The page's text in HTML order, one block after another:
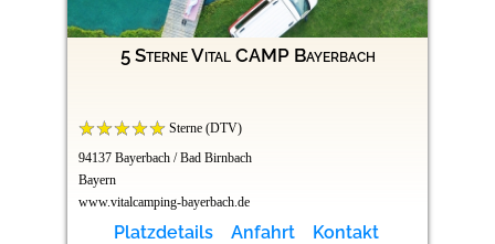
5 Sterne Vital CAMP Bayerbach
Sterne (DTV)
94137 Bayerbach / Bad Birnbach
Bayern
www.vitalcamping-bayerbach.de
Platzdetails Anfahrt Kontakt